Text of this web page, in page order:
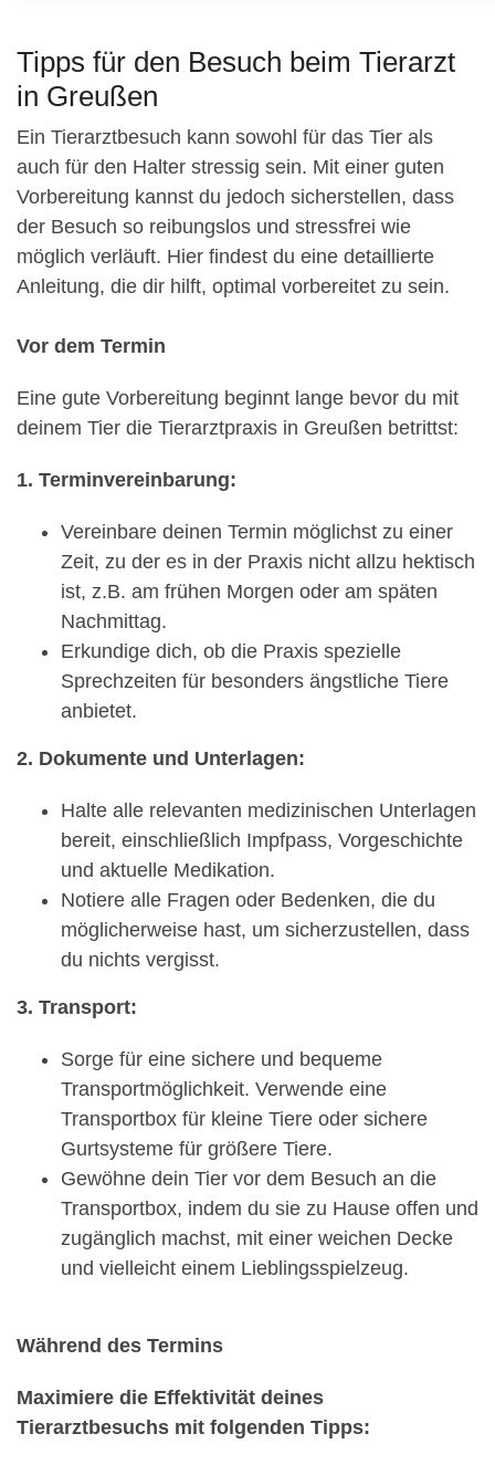
Tipps für den Besuch beim Tierarzt
in Greußen
Ein Tierarztbesuch kann sowohl für das Tier als
auch für den Halter stressig sein. Mit einer guten
Vorbereitung kannst du jedoch sicherstellen, dass
der Besuch so reibungslos und stressfrei wie
möglich verläuft. Hier findest du eine detaillierte
Anleitung, die dir hilft, optimal vorbereitet zu sein.
Vor dem Termin
Eine gute Vorbereitung beginnt lange bevor du mit
deinem Tier die Tierarztpraxis in Greußen betrittst:
1. Terminvereinbarung:
Vereinbare deinen Termin möglichst zu einer
Zeit, zu der es in der Praxis nicht allzu hektisch
ist, z.B. am frühen Morgen oder am späten
Nachmittag.
Erkundige dich, ob die Praxis spezielle
Sprechzeiten für besonders ängstliche Tiere
anbietet.
2. Dokumente und Unterlagen:
Halte alle relevanten medizinischen Unterlagen
bereit, einschließlich Impfpass, Vorgeschichte
und aktuelle Medikation.
Notiere alle Fragen oder Bedenken, die du
möglicherweise hast, um sicherzustellen, dass
du nichts vergisst.
3. Transport:
Sorge für eine sichere und bequeme
Transportmöglichkeit. Verwende eine
Transportbox für kleine Tiere oder sichere
Gurtsysteme für größere Tiere.
Gewöhne dein Tier vor dem Besuch an die
Transportbox, indem du sie zu Hause offen und
zugänglich machst, mit einer weichen Decke
und vielleicht einem Lieblingsspielzeug.
Während des Termins
Maximiere die Effektivität deines
Tierarztbesuchs mit folgenden Tipps: